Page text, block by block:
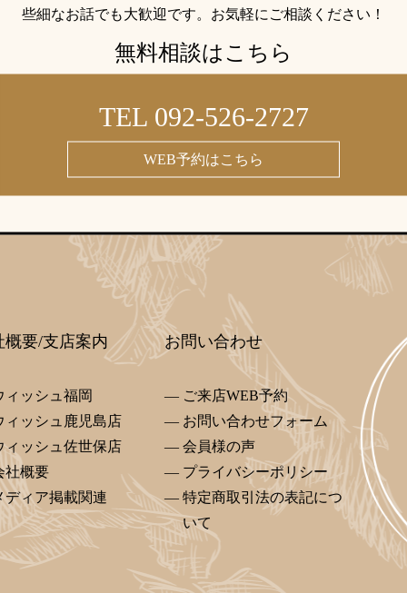
些細なお話でも大歓迎です。 お気軽にご相談ください！
無料相談はこちら
TEL 092-526-2727
WEB予約はこちら
概要/支店案内
ィッシュ福岡
ィッシュ鹿児島店
ィッシュ佐世保店
社概要
ディア掲載関連
お問い合わせ
ご来店WEB予約
お問い合わせフォーム
会員様の声
プライバシーポリシー
特定商取引法の表記につ
いて